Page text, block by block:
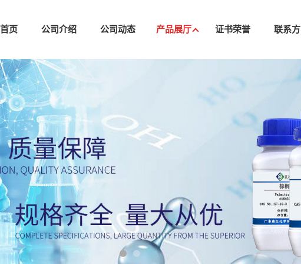
页 公司介绍 公司动态 产品展厅 证书荣誉 联系